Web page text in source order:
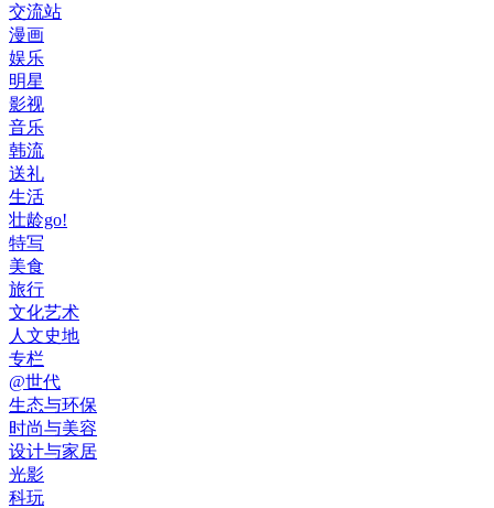
交流站
漫画
娱乐
明星
影视
音乐
韩流
送礼
生活
壮龄go!
特写
美食
旅行
文化艺术
人文史地
专栏
@世代
生态与环保
时尚与美容
设计与家居
光影
科玩